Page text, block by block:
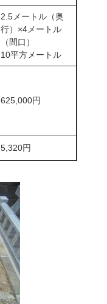
2.5メートル（奥
行）×4メートル
（間口）
10平方メートル
625,000円
5,320円